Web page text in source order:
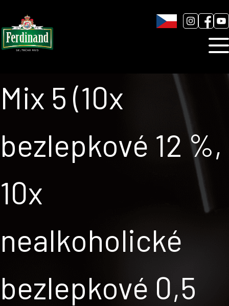
Blog
Mix 5 (10x
bezlepkové 12 %,
10x
nealkoholické
bezlepkové 0,5